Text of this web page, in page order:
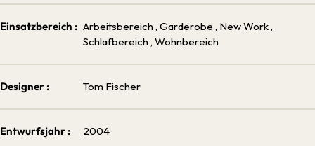
Einsatzbereich : Arbeitsbereich , Garderobe , New Work ,
Schlafbereich , Wohnbereich
Designer : Tom Fischer
Entwurfsjahr : 2004